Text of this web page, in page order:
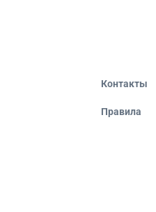
Контакты
Правила